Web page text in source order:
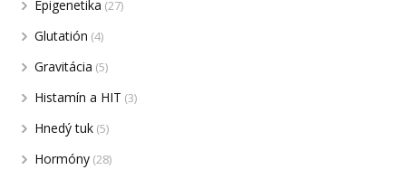
Epigenetika (27)
Glutatión (4)
Gravitácia (5)
Histamín a HIT (3)
Hnedý tuk (5)
Hormóny (28)